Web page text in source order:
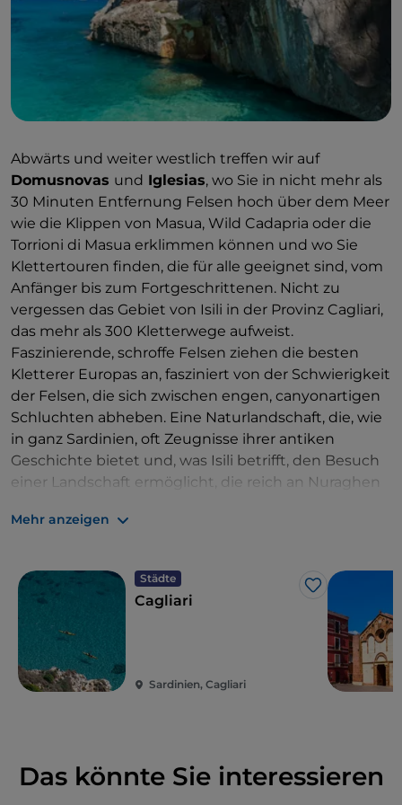
Abwärts und weiter westlich treffen wir auf
Domusnovas und Iglesias, wo Sie in nicht mehr als
30 Minuten Entfernung Felsen hoch über dem Meer
wie die Klippen von Masua, Wild Cadapria oder die
Torrioni di Masua erklimmen können und wo Sie
Klettertouren finden, die für alle geeignet sind, vom
Anfänger bis zum Fortgeschrittenen. Nicht zu
vergessen das Gebiet von Isili in der Provinz Cagliari,
das mehr als 300 Kletterwege aufweist.
Faszinierende, schroffe Felsen ziehen die besten
Kletterer Europas an, fasziniert von der Schwierigkeit
der Felsen, die sich zwischen engen, canyonartigen
Schluchten abheben. Eine Naturlandschaft, die, wie
in ganz Sardinien, oft Zeugnisse ihrer antiken
Geschichte bietet und, was Isili betrifft, den Besuch
einer Landschaft ermöglicht, die reich an Nuraghen
besten erhaltenen in der Gegend gehört.
Mehr anzeigen
Städte
Like
Cagliari
Sardinien, Cagliari
Das könnte Sie interessieren